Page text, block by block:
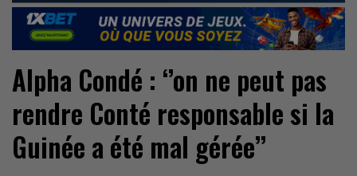
Alpha Condé : ‘’on ne peut pas
rendre Conté responsable si la
Guinée a été mal gérée’’